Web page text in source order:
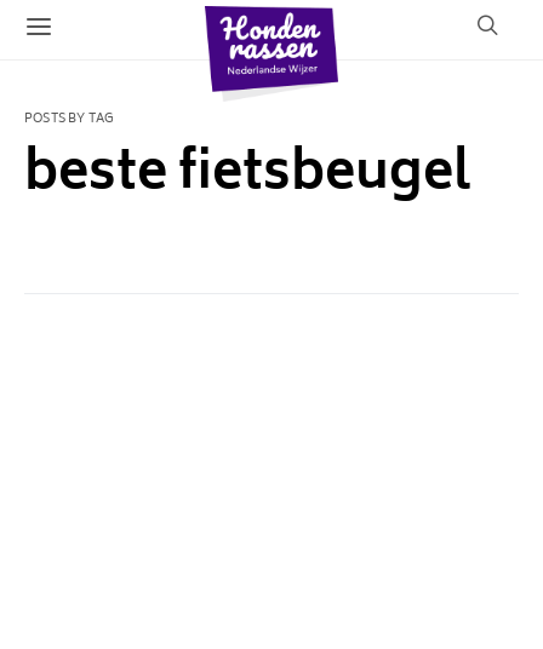
POSTS BY TAG
beste fietsbeugel